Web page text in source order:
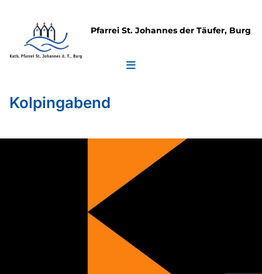
Pfarrei St. Johannes der Täufer, Burg
Kolpingabend